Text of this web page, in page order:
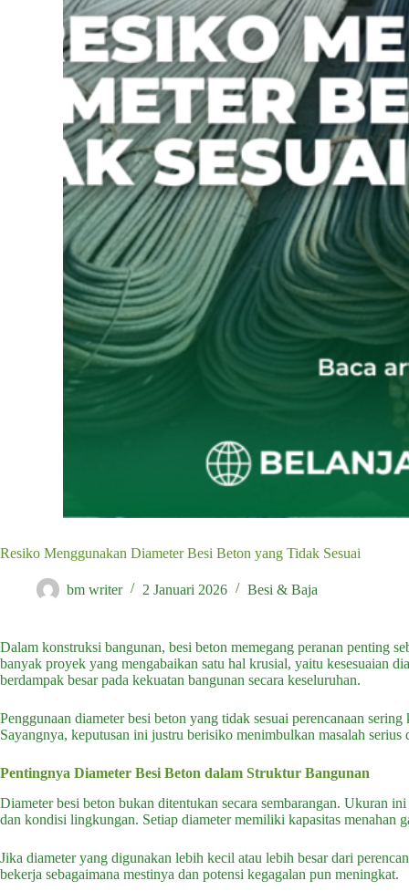
Resiko Menggunakan Diameter Besi Beton yang Tidak Sesuai
bm writer 2 Januari 2026 Besi & Baja
Dalam konstruksi bangunan, besi beton memegang peranan penting
banyak proyek yang mengabaikan satu hal krusial, yaitu kesesuaian
berdampak besar pada kekuatan bangunan secara keseluruhan.
Penggunaan diameter besi beton yang tidak sesuai perencanaan
Sayangnya, keputusan ini justru berisiko menimbulkan masalah
Pentingnya Diameter Besi Beton dalam Struktur Bangunan
Diameter besi beton bukan ditentukan secara sembarangan. Ukuran
dan kondisi lingkungan. Setiap diameter memiliki kapasitas menahan
Jika diameter yang digunakan lebih kecil atau lebih besar dari
bekerja sebagaimana mestinya dan potensi kegagalan pun meningkat.